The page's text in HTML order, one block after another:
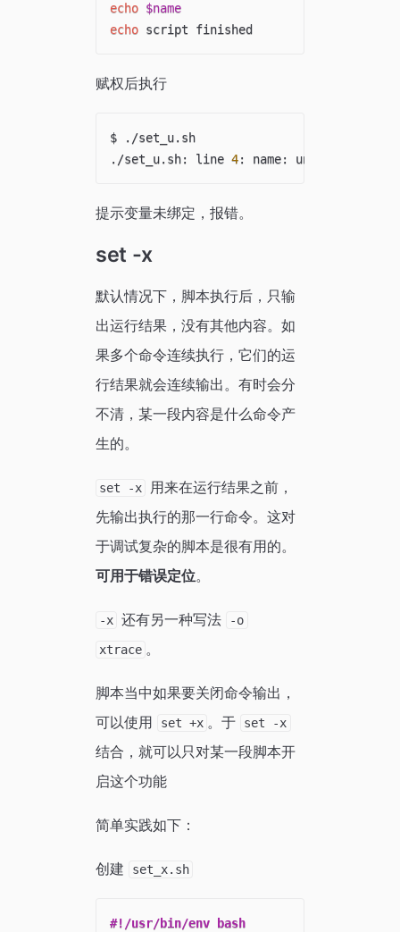
echo $name
echo
赋权后执行
$ ./set_u.sh
./set_u.sh: line 4
提示变量未绑定，报错。
set -x
默认情况下，脚本执行后，只输
出运行结果，没有其他内容。如
果多个命令连续执行，它们的运
行结果就会连续输出。有时会分
不清，某一段内容是什么命令产
生的。
set -x
用来在运行结果之前，
先输出执行的那一行命令。这对
于调试复杂的脚本是很有用的。
可用于错误定位。
-x 还有另一种写法 -o
xtrace 。
脚本当中如果要关闭命令输出，
可以使用
set +x 。于 set -x
结合，就可以只对某一段脚本开
启这个功能
简单实践如下：
创建 set_x.sh
#!/usr/bin/env bash